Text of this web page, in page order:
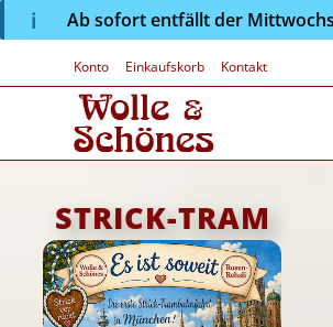
Ab sofort entfällt der
Konto Einkaufskorb Kontakt
STRICK-TRAM